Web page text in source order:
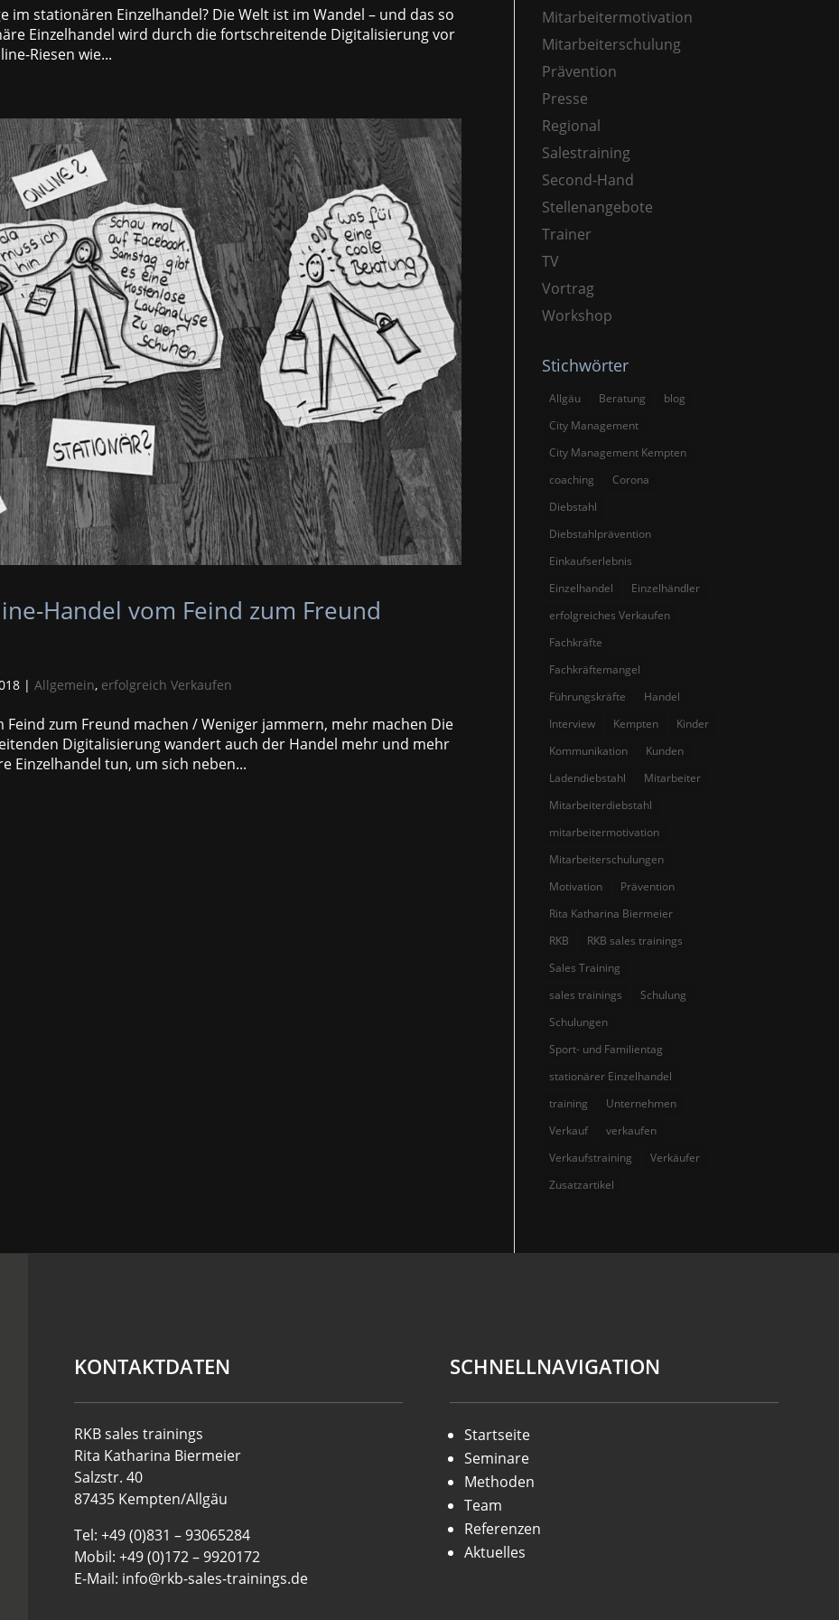
im stationären Einzelhandel? Die Welt ist im Wandel – und das so
Einzelhandel wird durch die fortschreitende Digitalisierung vor
Riesen wie...
Handel vom Feind zum Freund
|Allgemein, erfolgreich Verkaufen
Feind zum Freund machen / Weniger jammern, mehr machen Die
Digitalisierung wandert auch der Handel mehr und mehr
Einzelhandel tun, um sich neben...
Mitarbeitermotivation
Mitarbeiterschulung
Prävention
Presse
Regional
Salestraining
Second-Hand
Stellenangebote
Trainer
TV
Vortrag
Workshop
Stichwörter
Allgäu Beratung
blog
City Management
City Management Kempten
coaching
Corona
Diebstahl
Diebstahlprävention
Einkaufserlebnis
Einzelhandel
Einzelhändler
erfolgreiches Verkaufen
Fachkräfte
Fachkräftemangel
Führungskräfte
Handel
Interview
Kempten
Kinder
Kommunikation
Kunden
Ladendiebstahl
Mitarbeiter
Mitarbeiterdiebstahl
mitarbeitermotivation
Mitarbeiterschulungen
Motivation
Prävention
Rita Katharina Biermeier
RKB
RKB sales trainings
Sales Training
sales trainings
Schulung
Schulungen
Sport- und Familientag
stationärer Einzelhandel
training
Unternehmen
Verkauf
verkaufen
Verkaufstraining
Verkäufer
Zusatzartikel
KONTAKTDATEN
RKB sales trainings
Rita Katharina Biermeier
Salzstr. 40
87435 Kempten/Allgäu
Tel: +49 (0)831 – 93065284
Mobil: +49 (0)172 – 9920172
E-Mail: info@rkb-sales-trainings.de
SCHNELLNAVIGATION
Startseite
Seminare
Methoden
Team
Referenzen
Aktuelles